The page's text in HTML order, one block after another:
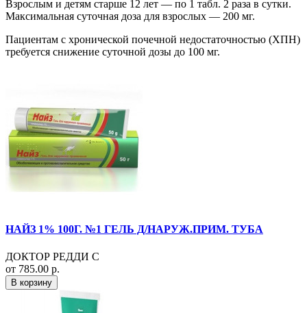
Взрослым и детям старше 12 лет — по 1 табл. 2 раза в сутки.
Максимальная суточная доза для взрослых — 200 мг.
Пациентам с хронической почечной недостаточностью (ХПН)
требуется снижение суточной дозы до 100 мг.
НАЙЗ 1% 100Г. №1 ГЕЛЬ Д/НАРУЖ.ПРИМ. ТУБА
ДОКТОР РЕДДИ С
от 785.00 р.
В корзину